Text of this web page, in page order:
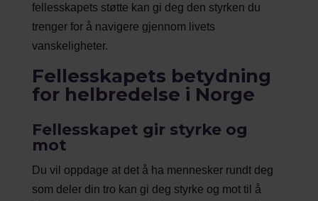
fellesskapets støtte kan gi deg den styrken du
trenger for å navigere gjennom livets
vanskeligheter.
Fellesskapets betydning
for helbredelse i Norge
Fellesskapet gir styrke og
mot
Du vil oppdage at det å ha mennesker rundt deg
som deler din tro kan gi deg styrke og mot til å